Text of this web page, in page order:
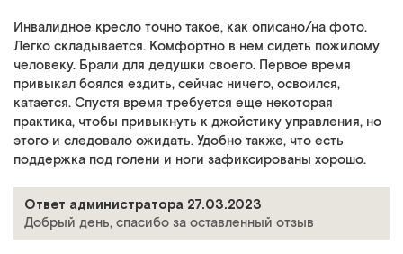
Инвалидное кресло точно такое, как описано/на фото.
Легко складывается. Комфортно в нем сидеть пожилому
человеку. Брали для дедушки своего. Первое время
привыкал боялся ездить, сейчас ничего, освоился,
катается. Спустя время требуется еще некоторая
практика, чтобы привыкнуть к джойстику управления, но
этого и следовало ожидать. Удобно также, что есть
поддержка под голени и ноги зафиксированы хорошо.
Ответ администратора 27.03.2023
Добрый день, спасибо за оставленный отзыв